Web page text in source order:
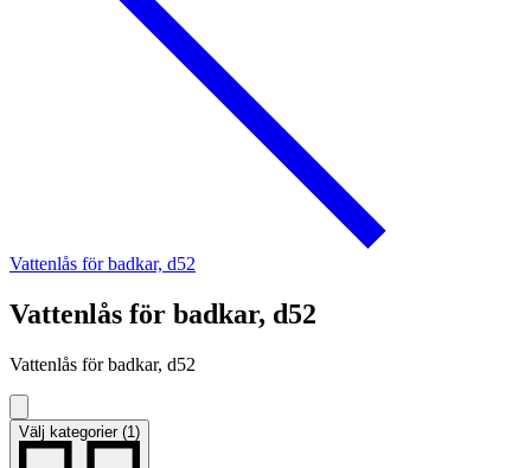
Vattenlås för badkar, d52
Vattenlås för badkar, d52
Vattenlås för badkar, d52
Välj kategorier (1)